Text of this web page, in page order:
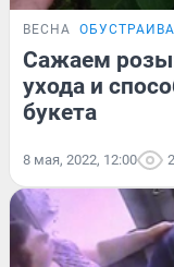
ВЕСНА
Сажаем
ухода и
букета
8 мая, 2022, 12:00